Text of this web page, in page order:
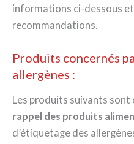
informations ci-dessous et
recommandations.
Produits concernés
allergènes :
Les produits suivants sont
rappel des produits
d’étiquetage des